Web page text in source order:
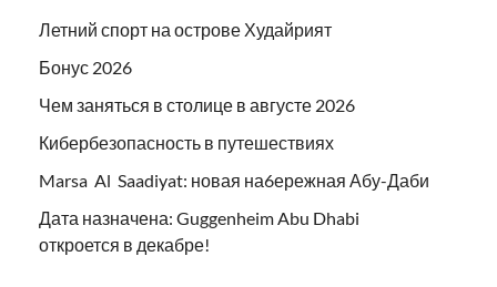
Летний спорт на острове Худайрият
Бонус 2026
Чем заняться в столице в августе 2026
Кибербезопасность в путешествиях
Marsa Al Saadiyat: новая на6ережная Абу-Даби
Дата назначена: Guggenheim Abu Dhabi
откроется в декабре!